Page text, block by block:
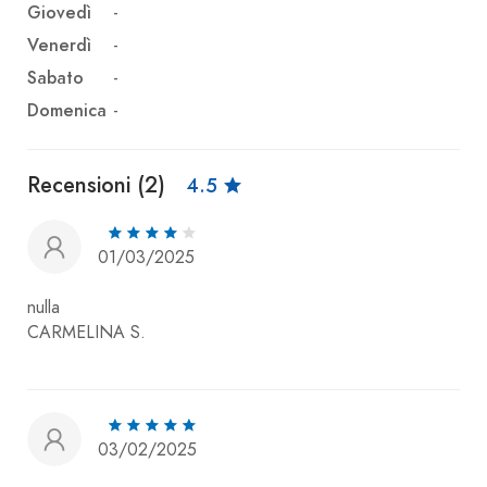
Giovedì
-
Venerdì
-
Sabato
-
Domenica -
Recensioni (2) 4.5
01/03/2025
nulla
CARMELINA S.
03/02/2025